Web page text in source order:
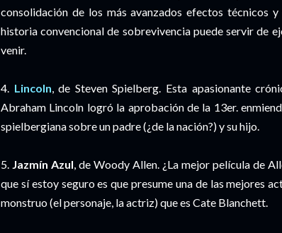
consolidación de los más avanzados efectos técnicos
historia convencional de sobrevivencia puede servir de
venir.
4. Lincoln, de Steven Spielberg. Esta apasionante
Abraham Lincoln logró la aprobación de la 13er.
spielbergiana sobre un padre (¿de la nación?) y su hijo.
5. Jazmín Azul, de Woody Allen. ¿La mejor película de
que sí estoy seguro es que presume una de las mejores
monstruo (el personaje, la actriz) que es Cate Blanchett.